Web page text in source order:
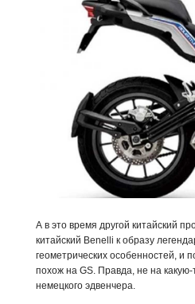
А в это время другой китайский
китайский Benelli к образу
геометрических особенностей, и
похож на GS. Правда, не на
немецкого эдвенчера.